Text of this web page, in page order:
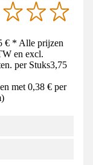
€ * Alle prijzen
en excl.
per Stuks3,75
met 0,38 € per
)